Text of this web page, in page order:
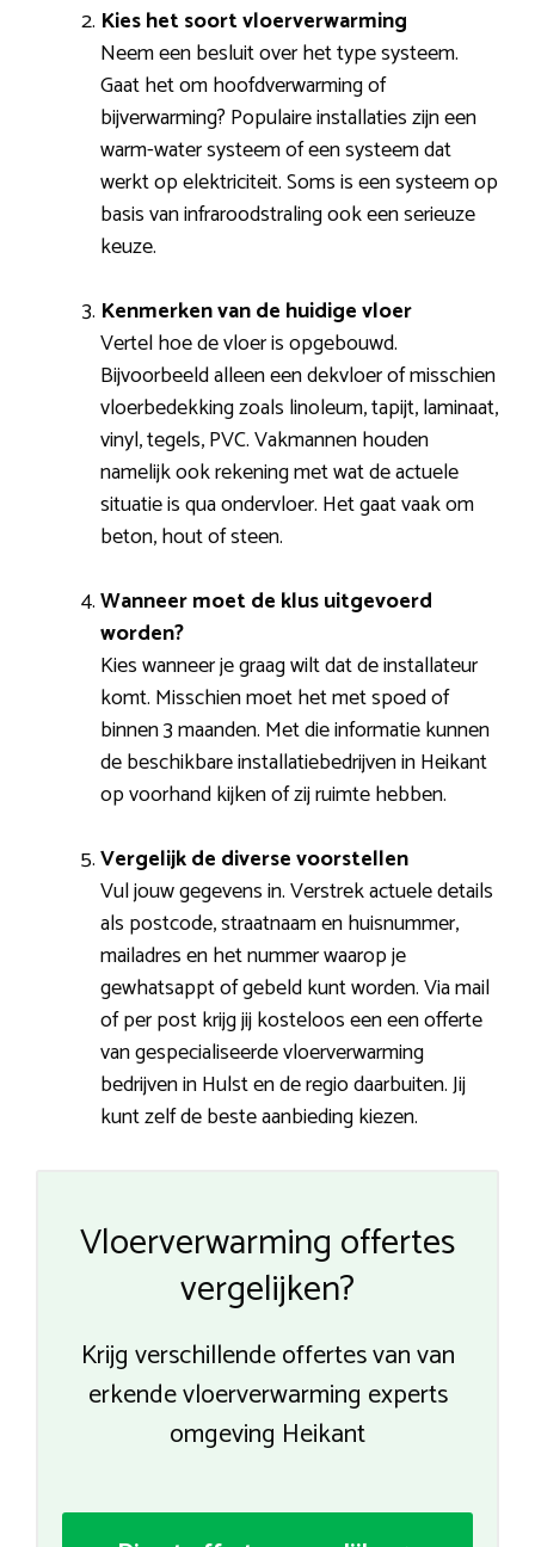
Kies het soort vloerverwarming
Neem een besluit over het type systeem.
Gaat het om hoofdverwarming of
bijverwarming? Populaire installaties zijn een
warm-water systeem of een systeem dat
werkt op elektriciteit. Soms is een systeem op
basis van infraroodstraling ook een serieuze
keuze.
Kenmerken van de huidige vloer
Vertel hoe de vloer is opgebouwd.
Bijvoorbeeld alleen een dekvloer of misschien
vloerbedekking zoals linoleum, tapijt, laminaat,
vinyl, tegels, PVC. Vakmannen houden
namelijk ook rekening met wat de actuele
situatie is qua ondervloer. Het gaat vaak om
beton, hout of steen.
Wanneer moet de klus uitgevoerd
worden?
Kies wanneer je graag wilt dat de installateur
komt. Misschien moet het met spoed of
binnen 3 maanden. Met die informatie kunnen
de beschikbare installatiebedrijven in Heikant
op voorhand kijken of zij ruimte hebben.
Vergelijk de diverse voorstellen
Vul jouw gegevens in. Verstrek actuele details
als postcode, straatnaam en huisnummer,
mailadres en het nummer waarop je
gewhatsappt of gebeld kunt worden. Via mail
of per post krijg jij kosteloos een een offerte
van gespecialiseerde vloerverwarming
bedrijven in Hulst en de regio daarbuiten. Jij
kunt zelf de beste aanbieding kiezen.
Vloerverwarming offertes
vergelijken?
Krijg verschillende offertes van van
erkende vloerverwarming experts
omgeving Heikant